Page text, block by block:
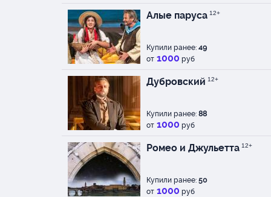
Алые паруса 12+
Купили ранее: 49
от 1000 руб
Дубровский 12+
Купили ранее: 88
от 1000 руб
Ромео и Джульетта 12+
Купили ранее: 50
от 1000 руб